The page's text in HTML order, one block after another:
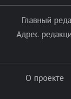
Главный
Адрес
О проекте